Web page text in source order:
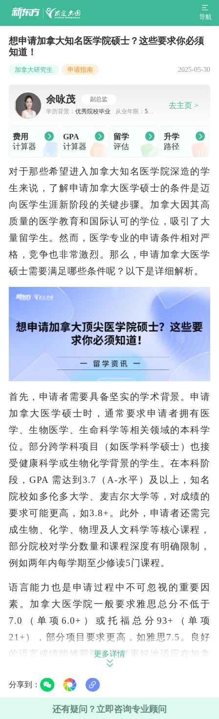
导航
想申请加拿大知名医学院硕士？这些要求你必须
知道！
加拿大研究生 申请指南 2025-05-30
余咏茂
副总监
学历背景： 优秀院校毕业 从业年限： 5-7
去主页 >
费用
计算器
GPA
计算器
留学
评估
升学
路径
对于那些希望进入加拿大知名医学院深造的学
生来说，了解申请加拿大医学硕士的条件是迈
向医学生涯新阶段的关键步骤。加拿大因其高
质量的医学教育和国际认可的学位，吸引了大
量留学生。然而，医学专业的申请条件相对严
格，竞争也非常激烈。那么，申请加拿大医学
硕士需要满足哪些条件呢？以下是详细解析。
首先，申请者需要具备坚实的学术背景。申请
加拿大医学硕士时，通常要求申请者拥有医
学、生物医学、生命科学等相关领域的本科学
位。部分跨学科项目（如医学科学硕士）也接
受健康科学或生物化学背景的学生。在本科阶
段，GPA 需达到3.7（A-水平）及以上，知名
院校如多伦多大学、麦吉尔大学等，对成绩的
要求可能更高，如3.8+。此外，申请者还需完
成生物、化学、物理及人文科学等核心课程，
部分院校对学分数量和课程深度有明确限制，
例如两年内每学期至少修读5门课程。
语言能力也是申请过程中不可忽视的重要因
素。加拿大医学院一般要求雅思总分不低于
7.0（单项6.0+）或托福总分93+（单项
21+），部分项目要求更高，如雅思7.5。良好
的语言成绩能够帮助申请者更好地适应在加拿
入学考试成绩是评估申请者医学知识和能力的
重要依据。除了魁北克省的部分医学院外，大
更多详情
分享到：
还有疑问？立即咨询专业顾问